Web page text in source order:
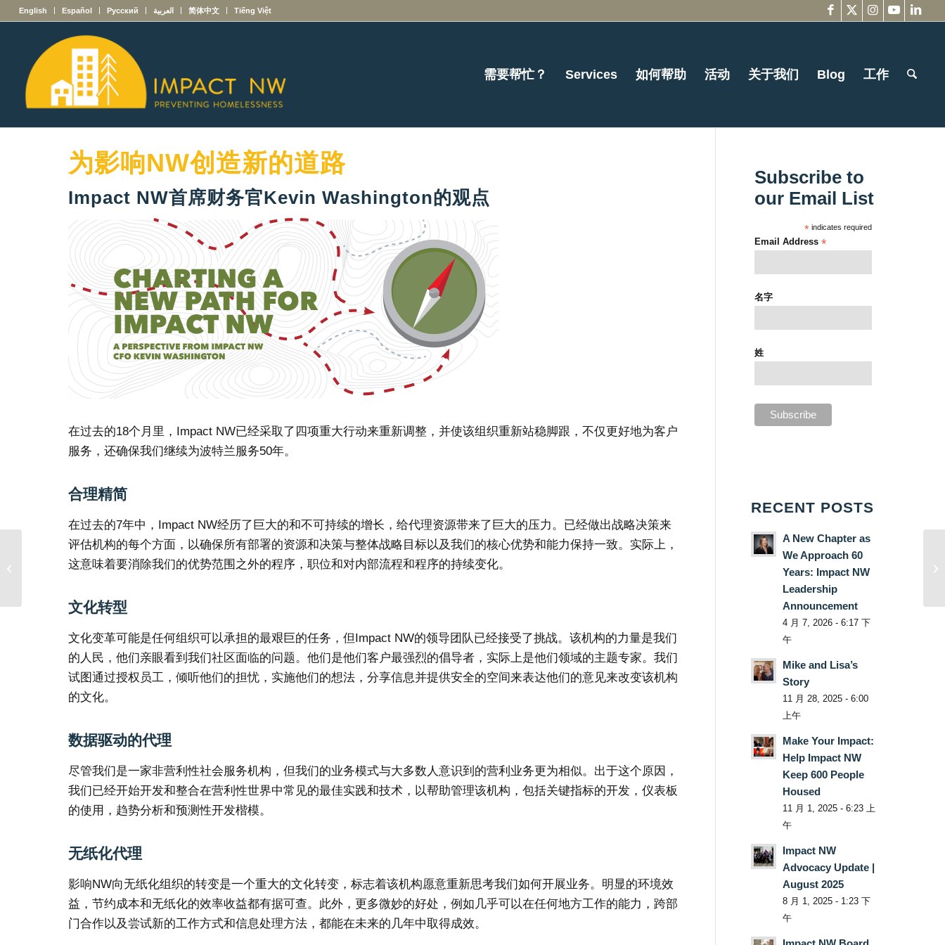
English Español Русский العربية 简体中文 Tiếng Việt
需要帮忙？ Services 如何帮助 活动 关于我们 Blog 工作
为影响NW创造新的道路
Impact NW首席财务官Kevin Washington的观点
在过去的18个月里，Impact NW已经采取了四项重大行动来重新调整，并使该组织重新站稳脚跟，不仅更好地为客户
服务，还确保我们继续为波特兰服务50年。
合理精简
在过去的7年中，Impact NW经历了巨大的和不可持续的增长，给代理资源带来了巨大的压力。已经做出战略决策来
评估机构的每个方面，以确保所有部署的资源和决策与整体战略目标以及我们的核心优势和能力保持一致。实际上，
这意味着要消除我们的优势范围之外的程序，职位和对内部流程和程序的持续变化。
文化转型
文化变革可能是任何组织可以承担的最艰巨的任务，但Impact NW的领导团队已经接受了挑战。该机构的力量是我们
的人民，他们亲眼看到我们社区面临的问题。他们是他们客户最强烈的倡导者，实际上是他们领域的主题专家。我们
试图通过授权员工，倾听他们的担忧，实施他们的想法，分享信息并提供安全的空间来表达他们的意见来改变该机构
的文化。
数据驱动的代理
尽管我们是一家非营利性社会服务机构，但我们的业务模式与大多数人意识到的营利业务更为相似。出于这个原因，
我们已经开始开发和整合在营利性世界中常见的最佳实践和技术，以帮助管理该机构，包括关键指标的开发，仪表板
的使用，趋势分析和预测性开发楷模。
无纸化代理
影响NW向无纸化组织的转变是一个重大的文化转变，标志着该机构愿意重新思考我们如何开展业务。明显的环境效
益，节约成本和无纸化的效率收益都有据可查。此外，更多微妙的好处，例如几乎可以在任何地方工作的能力，跨部
门合作以及尝试新的工作方式和信息处理方法，都能在未来的几年中取得成效。
Subscribe to
our Email List
* indicates required
Email Address*
名字
姓
RECENT POSTS
A New Chapter as
We Approach 60
Years: Impact NW
Leadership
Announcement
4 月 7, 2026 - 6:17 下
午
Mike and Lisa’s
Story
11 月 28, 2025 - 6:00
上午
Make Your Impact:
Help Impact NW
Keep 600 People
Housed
11 月 1, 2025 - 6:23 上
午
Impact NW
Advocacy Update |
August 2025
8 月 1, 2025 - 1:23 下
午
影响NW和Providence合